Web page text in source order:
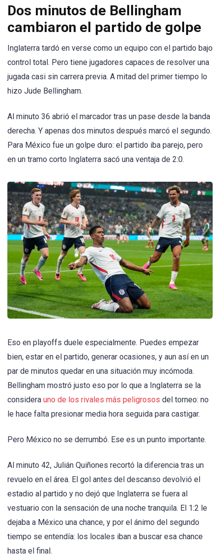
Dos minutos de Bellingham
cambiaron el partido de golpe
Inglaterra tardó en verse como un equipo con el partido bajo
control total. Pero tiene jugadores capaces de resolver una
jugada casi sin carrera previa. A mitad del primer tiempo lo
hizo Jude Bellingham.
Al minuto 36 abrió el marcador tras un pase desde la banda
derecha. Y apenas dos minutos después marcó el segundo.
Para México fue un golpe duro: el partido iba parejo, pero
en un tramo corto Inglaterra sacó una ventaja de 2:0.
Eso en playoffs duele especialmente. Puedes empezar
bien, estar en el partido, generar ocasiones, y aun así en un
par de minutos quedar en una situación muy incómoda.
Bellingham mostró justo eso por lo que a Inglaterra se la
considera uno de los rivales más peligrosos del torneo: no
le hace falta presionar media hora seguida para castigar.
Pero México no se derrumbó. Ese es un punto importante.
Al minuto 42, Julián Quiñones recortó la diferencia tras un
revuelo en el área. El gol antes del descanso devolvió el
estadio al partido y no dejó que Inglaterra se fuera al
vestuario con la sensación de una noche tranquila. El 1:2 le
dejaba a México una chance, y por el ánimo del segundo
tiempo se entendía: los locales iban a buscar esa chance
hasta el final.